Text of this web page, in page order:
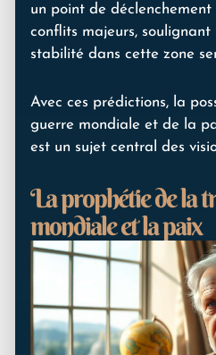
un point de
conflits majeurs, soulignant
stabilité dans cette zone
Avec ces prédictions, la
guerre mondiale et de la
est un sujet central des
La prophétie de la
mondiale et la paix